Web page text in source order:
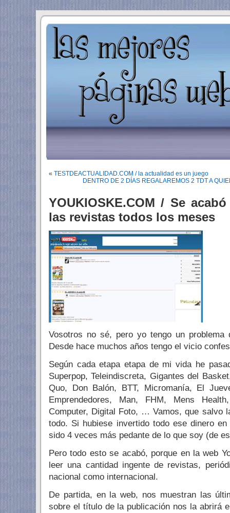
« TESTDEACTUALIDAD.COM / la actualidad es un juego
DENTRO DE 2 DÍAS REGALAREMOS 2 TDT A
YOUKIOSKE.COM / Se
las revistas todos los meses
Vosotros no sé, pero yo tengo un
Desde hace muchos años tengo el vicio
Según cada etapa etapa de mi vida he
Superpop, Teleindiscreta, Gigantes del
Quo, Don Balón, BTT, Micromanía, El
Emprendedores, Man, FHM, Mens
Computer, Digital Foto, … Vamos, que salvo
todo. Si hubiese invertido todo ese dinero
sido 4 veces más pedante de lo que soy (de
Pero todo esto se acabó, porque en la web
leer una cantidad ingente de revistas,
nacional como internacional.
De partida, en la web, nos muestran las
sobre el título de la publicación nos la abrirá